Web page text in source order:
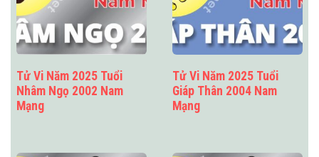
Tử Vi Năm 2025 Tuổi
Nhâm Ngọ 2002 Nam
Mạng
Tử Vi Năm 2025 Tuổi
Giáp Thân 2004 Nam
Mạng